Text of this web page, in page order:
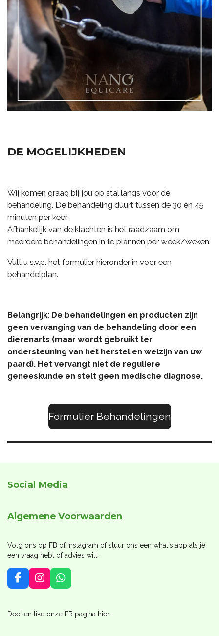
DE MOGELIJKHEDEN
Wij komen graag bij jou op stal langs voor de
behandeling. De behandeling duurt tussen de 30 en 45
minuten per keer.
Afhankelijk van de klachten is het raadzaam om
meerdere behandelingen in te plannen per week/weken.
Vult u s.v.p. het formulier hieronder in voor een
behandelplan.
Belangrijk: De behandelingen en producten zijn
geen vervanging van de behandeling door een
dierenarts (maar wordt gebruikt ter
ondersteuning van het herstel en welzijn van uw
paard). Het vervangt niet de reguliere
geneeskunde en stelt geen medische diagnose.
Formulier Behandelingen
Social Media
Algemene Voorwaarden
Volg ons op FB of Instagram of stuur ons een what's app als je
een vraag hebt of advies wilt:
F
e
I
t
W
t
Deel en like onze FB pagina hier: